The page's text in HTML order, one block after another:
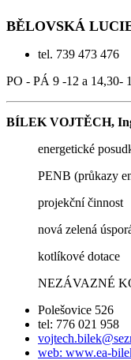
BĚLOVSKÁ
tel. 739 473 476
PO - PÁ 9 -12 a 14,30-
BÍLEK VOJTĚCH,
energetické
PENB (průkazy
projekční činnost
nová zelená
kotlíkové dotace
NEZÁVAZNÉ
Polešovice 526
tel: 776 021 958
web: www.ea-